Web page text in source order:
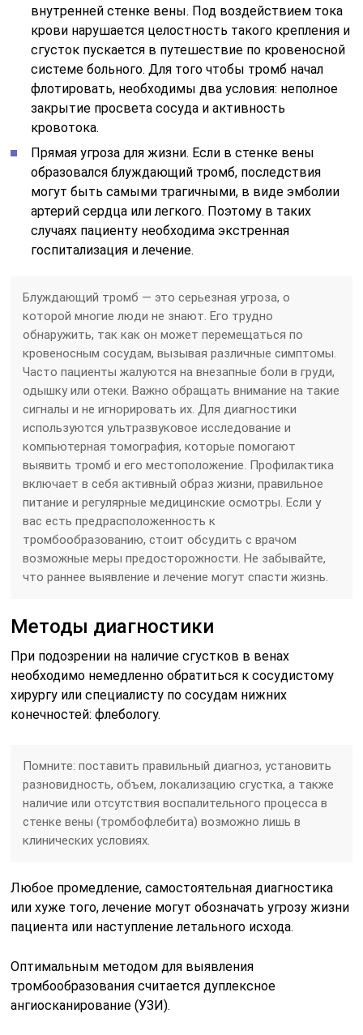
внутренней стенке вены. Под воздействием тока
крови нарушается целостность такого крепления и
сгусток пускается в путешествие по кровеносной
системе больного. Для того чтобы тромб начал
флотировать, необходимы два условия: неполное
закрытие просвета сосуда и активность
кровотока.
Прямая угроза для жизни. Если в стенке вены
образовался блуждающий тромб, последствия
могут быть самыми трагичными, в виде эмболии
артерий сердца или легкого. Поэтому в таких
случаях пациенту необходима экстренная
госпитализация и лечение.
Блуждающий тромб — это серьезная угроза, о
которой многие люди не знают. Его трудно
обнаружить, так как он может перемещаться по
кровеносным сосудам, вызывая различные симптомы.
Часто пациенты жалуются на внезапные боли в груди,
одышку или отеки. Важно обращать внимание на такие
сигналы и не игнорировать их. Для диагностики
используются ультразвуковое исследование и
компьютерная томография, которые помогают
выявить тромб и его местоположение. Профилактика
включает в себя активный образ жизни, правильное
питание и регулярные медицинские осмотры. Если у
вас есть предрасположенность к
тромбообразованию, стоит обсудить с врачом
возможные меры предосторожности. Не забывайте,
что раннее выявление и лечение могут спасти жизнь.
Методы диагностики
При подозрении на наличие сгустков в венах
необходимо немедленно обратиться к сосудистому
хирургу или специалисту по сосудам нижних
конечностей: флебологу.
Помните: поставить правильный диагноз, установить
разновидность, объем, локализацию сгустка, а также
наличие или отсутствия воспалительного процесса в
стенке вены (тромбофлебита) возможно лишь в
клинических условиях.
Любое промедление, самостоятельная диагностика
или хуже того, лечение могут обозначать угрозу жизни
пациента или наступление летального исхода.
Оптимальным методом для выявления
тромбообразования считается дуплексное
ангиосканирование (УЗИ).